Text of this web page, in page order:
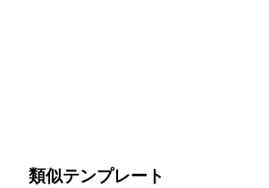
類似テンプレート